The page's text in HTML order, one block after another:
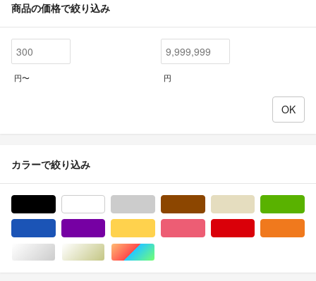
商品の価格で絞り込み
円〜 円
カラーで絞り込み
シルバー/銀色系ゴールド/金色系マルチカラー